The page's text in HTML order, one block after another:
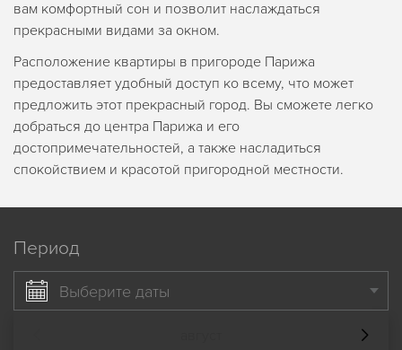
вам комфортный сон и позволит наслаждаться
прекрасными видами за окном.
Расположение квартиры в пригороде Парижа
предоставляет удобный доступ ко всему, что может
предложить этот прекрасный город. Вы сможете легко
добраться до центра Парижа и его
достопримечательностей, а также насладиться
спокойствием и красотой пригородной местности.
Период
Выберите даты